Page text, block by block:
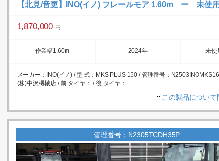
【北見/音更】INO(イノ) フレールモア 1.60m ー 未使
1,870,000 円
作業幅1.60m 2024年 未使
メーカー：INO(イノ) / 型 式：MKS PLUS 160 / 管理番号：
(株)中沢機械店 / 前 タイヤ： / 後 タイヤ：
この製品につい
管理番号：N2305TCDH35P